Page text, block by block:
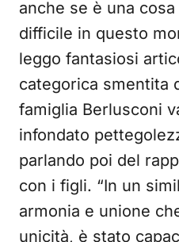
anche se è una
difficile in questo
leggo fantasiosi
categorica smentita
famiglia Berlusconi
infondato
parlando poi del
con i figli. “In un
armonia e unione
unicità, è stato